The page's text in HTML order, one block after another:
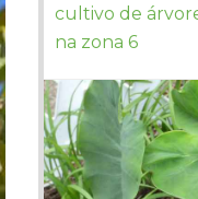
cultivo de
na zona 6